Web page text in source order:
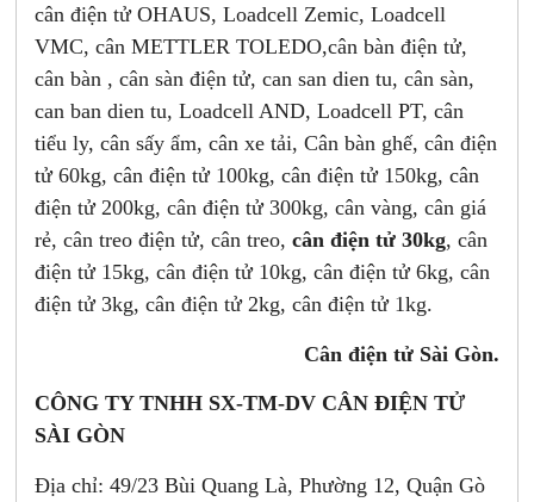
cân điện tử OHAUS, Loadcell Zemic, Loadcell
VMC, cân METTLER TOLEDO,cân bàn điện tử,
cân bàn , cân sàn điện tử, can san dien tu, cân sàn,
can ban dien tu, Loadcell AND, Loadcell PT, cân
tiểu ly, cân sấy ẩm, cân xe tải, Cân bàn ghế, cân điện
tử 60kg, cân điện tử 100kg, cân điện tử 150kg, cân
điện tử 200kg, cân điện tử 300kg, cân vàng, cân giá
rẻ, cân treo điện tử, cân treo,cân điện tử 30kg, cân
điện tử 15kg, cân điện tử 10kg, cân điện tử 6kg, cân
điện tử 3kg, cân điện tử 2kg, cân điện tử 1kg.
Cân điện tử Sài Gòn.
CÔNG TY TNHH SX-TM-DV CÂN ĐIỆN TỬ
SÀI GÒN
Địa chỉ: 49/23 Bùi Quang Là, Phường 12, Quận Gò